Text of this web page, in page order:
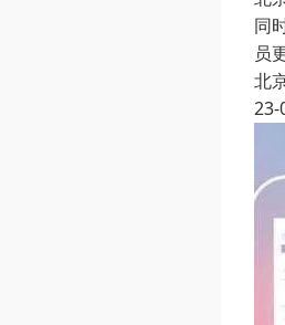
同
员
北
23-